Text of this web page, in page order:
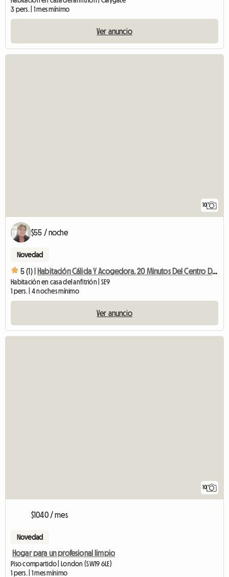
3 pers. | 1 mes mínimo
Ver anuncio
10
$55 / noche
Novedad
5 (1) | Habitación Cálida Y Acogedora. 20 Minutos Del Centro De Londres
Habitación en casa del anfitrión | SE9
1 pers. | 4 noches mínimo
Ver anuncio
10
$1040 / mes
Novedad
Hogar para un profesional limpio
Piso compartido | London (SW19 6LE)
1 pers. | 1 mes mínimo